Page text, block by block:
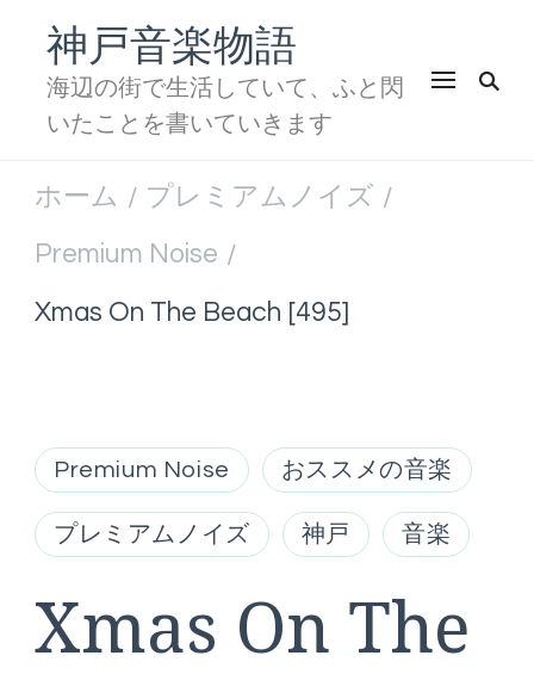
神戸音楽物語
海辺の街で生活していて、ふと閃
いたことを書いていきます
ホーム / プレミアムノイズ /
Premium Noise /
Xmas On The Beach [495]
Premium Noise おススメの音楽
プレミアムノイズ 神戸 音楽
Xmas On The